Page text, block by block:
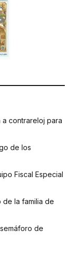
a contrareloj para
de los
Fiscal Especial
de la familia de
de